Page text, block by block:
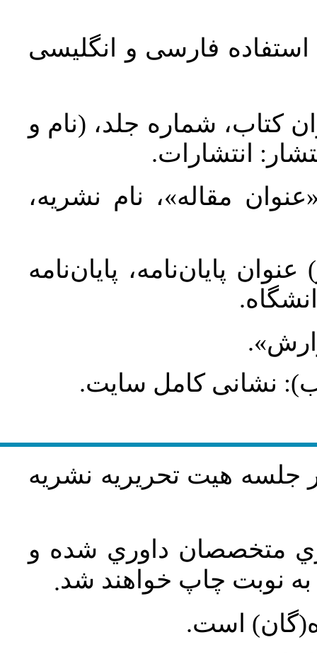
استفاده فارسی و انگلیسی
کتاب، شماره جلد، (نام و
انتشارات.
مقاله»، نام نشریه،
پایان‌نامه، پایان‌نامه
نشانی کامل سایت.
جلسه هيت تحريريه نشريه
متخصصان داوري شده و
نوبت چاپ خواهند شد.
است.